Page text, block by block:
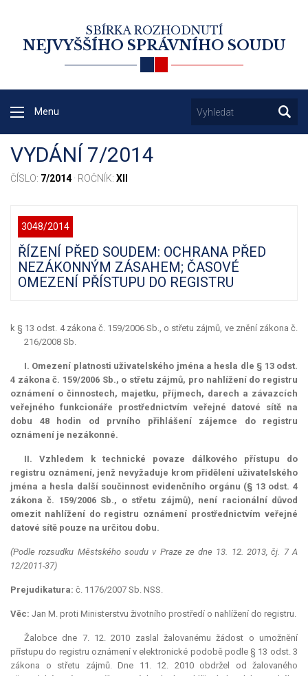
SBÍRKA ROZHODNUTÍ
NEJVYŠŠÍHO SPRÁVNÍHO SOUDU
Menu
VYDÁNÍ 7/2014
ČÍSLO: 7/2014· ROČNÍK: XII
3048/2014
ŘÍZENÍ PŘED SOUDEM: OCHRANA PŘED
NEZÁKONNÝM ZÁSAHEM; ČASOVÉ
OMEZENÍ PŘÍSTUPU DO REGISTRU
k § 13 odst. 4 zákona č. 159/2006 Sb., o střetu zájmů, ve znění zákona č.
216/2008 Sb.
I. Omezení platnosti uživatelského jména a hesla dle § 13 odst.
4 zákona č. 159/2006 Sb., o střetu zájmů, pro nahlížení do registru
oznámení o činnostech, majetku, příjmech, darech a závazcích
veřejného funkcionáře prostřednictvím veřejné datové sítě na
dobu 48 hodin od prvního přihlášení zájemce do registru
oznámení je nezákonné.
II. Vzhledem k technické povaze dálkového přístupu do
registru oznámení, jenž nevyžaduje krom přidělení uživatelského
jména a hesla další součinnost evidenčního orgánu (§ 13 odst. 4
zákona č. 159/2006 Sb., o střetu zájmů), není racionální důvod
omezit nahlížení do registru oznámení prostřednictvím veřejné
datové sítě pouze na určitou dobu.
(Podle rozsudku Městského soudu v Praze ze dne 13. 12. 2013, čj. 7 A
12/2011-37)
Prejudikatura: č. 1176/2007 Sb. NSS.
Věc: Jan M. proti Ministerstvu životního prostředí o nahlížení do registru.
Žalobce dne 7. 12. 2010 zaslal žalovanému žádost o umožnění
přístupu do registru oznámení v elektronické podobě podle § 13 odst. 3
zákona o střetu zájmů. Dne 11. 12. 2010 obdržel od žalovaného